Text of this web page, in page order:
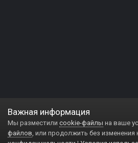
Важная информация
Мы разместили cookie-файлы на ваше
файлов, или продолжить без изменения